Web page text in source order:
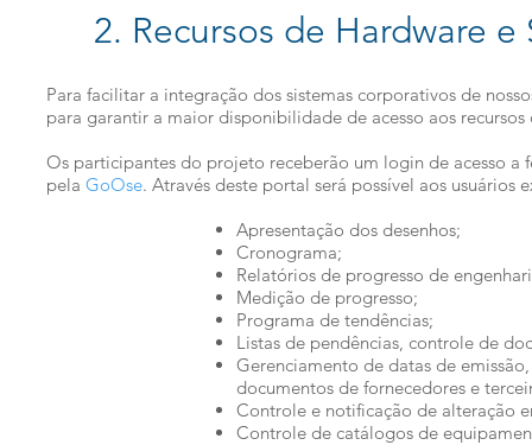
2. Recursos de Hardware e
Para facilitar a integração dos sistemas corporativos de
para garantir a maior disponibilidade de acesso aos
Os participantes do projeto receberão um login de acesso
pela GoOse. Através deste portal será possível aos usuários
Apresentação dos desenhos;
Cronograma;
Relatórios de progresso de
Medição de progresso;
Programa de tendências;
Listas de pendências, controle de
Gerenciamento de datas de
documentos de fornecedores e
Controle e notificação de alteração
Controle de catálogos de